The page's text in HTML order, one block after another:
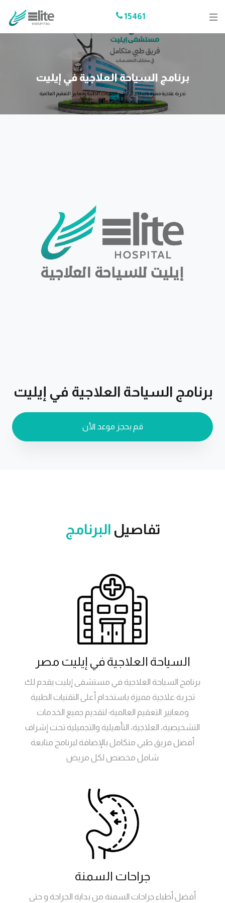
15461
برنامج السياحة العلاجية في إيليت
تجربة علاجية مميزة باستخدام أعلى التقنيات الطبية ومعايير التعقيم العالمية
برنامج السياحة العلاجية في إيليت
قم بحجز موعد الأن
تفاصيل البرنامج
السياحة العلاجية في إيليت مصر
برنامج السياحة العلاجية في مستشفى إيليت يقدم لك
تجربة علاجية مميزة باستخدام أعلى التقنيات الطبية
ومعايير التعقيم العالمية؛ لتقديم جميع الخدمات
التشخيصية، العلاجية، التأهيلية والتجميلية تحت إشراف
أفضل فريق طبي متكامل بالإضافة لبرنامج متابعة
شامل مخصص لكل مريض
جراحات السمنة
أفضل أطباء جراحات السمنة من بداية الجراحة و حتى